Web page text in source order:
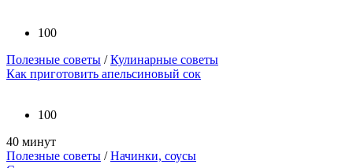
100
Полезные советы /Кулинарные советы
Как приготовить апельсиновый сок
100
40 минут
Полезные советы /Начинки, соусы